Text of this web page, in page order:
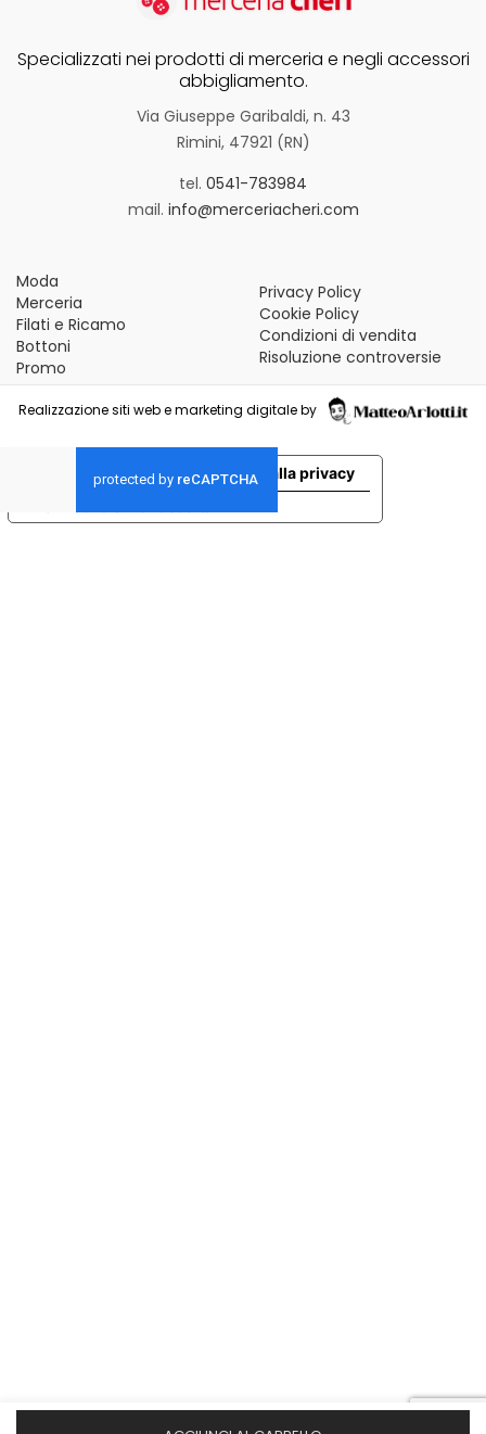
Specializzati nei prodotti di merceria e negli accessori
abbigliamento.
Via Giuseppe Garibaldi, n. 43
Rimini, 47921 (RN)
tel. 0541-783984
mail. info@merceriacheri.com
Moda
Merceria
Filati e Ricamo
Bottoni
Promo
Privacy Policy
Cookie Policy
Condizioni di vendita
Risoluzione controversie
Realizzazione siti web e marketing digitale by
Le tue preferenze relative alla privacy